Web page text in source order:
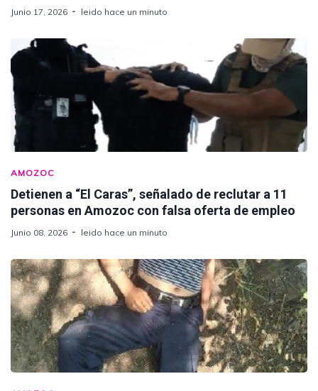
Junio 17, 2026 leido hace un minuto
AMOZOC
Detienen a “El Caras”, señalado de reclutar a 11
personas en Amozoc con falsa oferta de empleo
Junio 08, 2026 leido hace un minuto